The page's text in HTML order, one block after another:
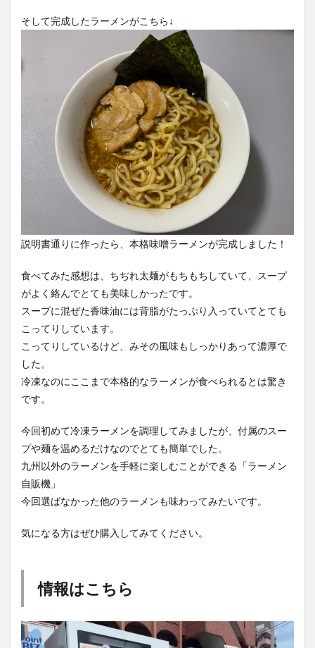
そして完成したラーメンがこちら↓
説明書通りに作ったら、本格味噌ラーメンが完成しました！
食べてみた感想は、ちぢれ太麺がもちもちしていて、スープ
がよく絡んでとても美味しかったです。
スープに混ぜた香味油には背脂がたっぷり入っていてとても
こってりしています。
こってりしているけど、みその風味もしっかりあって濃厚で
した。
冷凍なのにここまで本格的なラーメンが食べられるとは驚き
です。
今回初めて冷凍ラーメンを調理してみましたが、付属のスー
プや麺を温めるだけなのでとても簡単でした。
九州以外のラーメンを手軽に楽しむことができる「ラーメン
自販機」
今回選ばなかった他のラーメンも味わってみたいです。
気になる方はぜひ購入してみてください。
情報はこちら